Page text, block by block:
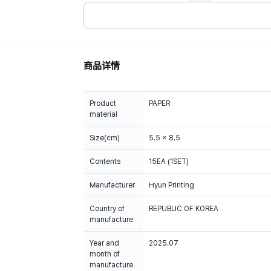
商品详情
Product
material
PAPER
Size(cm) 5.5 x 8.5
Contents 15EA (1SET)
Manufacturer Hyun Printing
Country of
manufacture
REPUBLIC OF KOREA
Year and
month of
manufacture
2025.07